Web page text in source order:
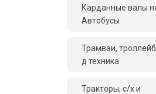
Карданные валы
Автобусы
Трамваи,
д техника
Тракторы, с/x и